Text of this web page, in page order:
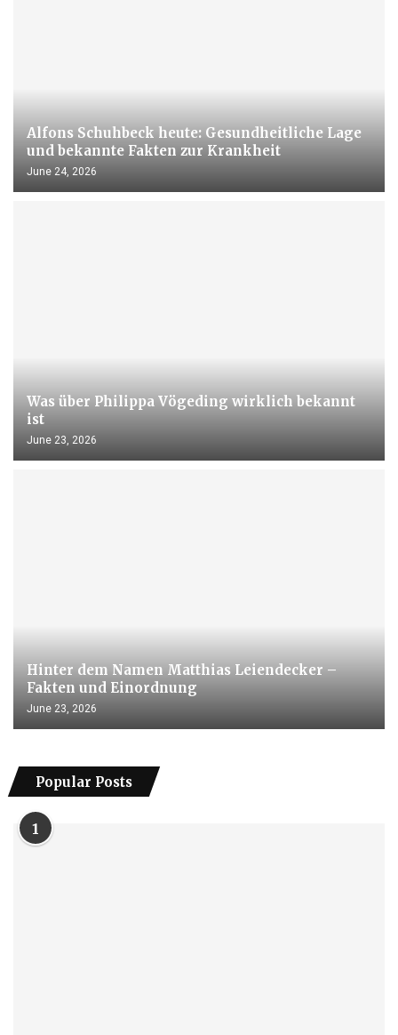
Alfons Schuhbeck heute: Gesundheitliche Lage
und bekannte Fakten zur Krankheit
June 24, 2026
Was über Philippa Vögeding wirklich bekannt
ist
June 23, 2026
Hinter dem Namen Matthias Leiendecker –
Fakten und Einordnung
June 23, 2026
Popular Posts
1